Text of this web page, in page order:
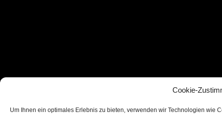
Cookie-
Um Ihnen ein optimales Erlebnis zu bieten, verwenden wir Technologien wie